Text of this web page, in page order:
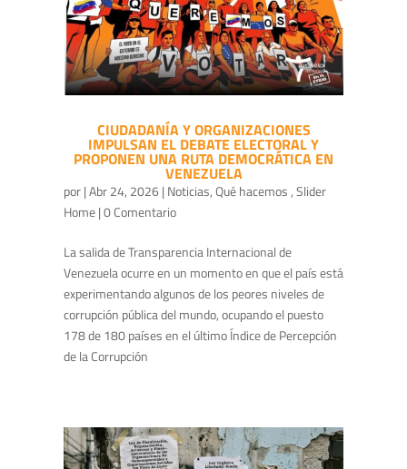
CIUDADANÍA Y ORGANIZACIONES
IMPULSAN EL DEBATE ELECTORAL Y
PROPONEN UNA RUTA DEMOCRÁTICA EN
VENEZUELA
por|Abr 24, 2026| Noticias,Qué hacemos ,Slider
Home| 0 Comentario
La salida de Transparencia Internacional de
Venezuela ocurre en un momento en que el país está
experimentando algunos de los peores niveles de
corrupción pública del mundo, ocupando el puesto
178 de 180 países en el último Índice de Percepción
de la Corrupción